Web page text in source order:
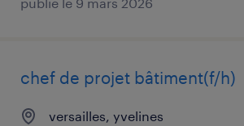
chef de projet bâtiment(f/h)
versailles, yvelines